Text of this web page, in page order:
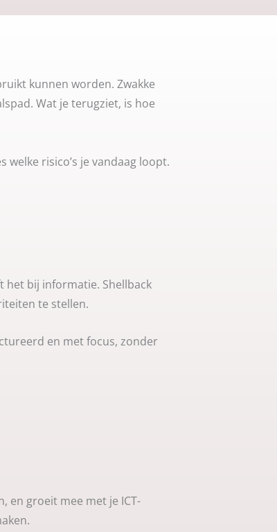
kunnen worden. Zwakke
Wat je terugziet, is hoe
risico’s je vandaag loopt.
het bij informatie. Shellback
te stellen.
en met focus, zonder
en groeit mee met je ICT-